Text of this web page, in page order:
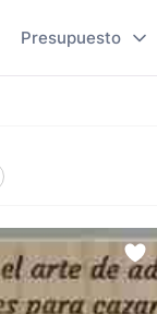
Presupuesto